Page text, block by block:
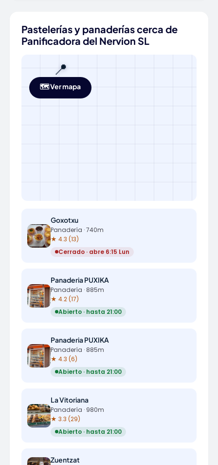
Pastelerías y panaderías cerca de
Panificadora del Nervion SL
📍
🗺️ Ver mapa
Goxotxu
Panadería · 740m
★ 4.3 (13)
Cerrado · abre 6:15 Lun
Panaderia PUXIKA
Panadería · 885m
★ 4.2 (17)
Abierto · hasta 21:00
Panaderia PUXIKA
Panadería · 885m
★ 4.3 (6)
Abierto · hasta 21:00
La Vitoriana
Panadería · 980m
★ 3.3 (29)
Abierto · hasta 21:00
Zuentzat